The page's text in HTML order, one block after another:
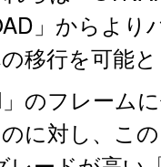
」からより
の移行を可能
」のフレーム
に対し、こ